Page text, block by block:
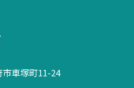
車塚町11-24